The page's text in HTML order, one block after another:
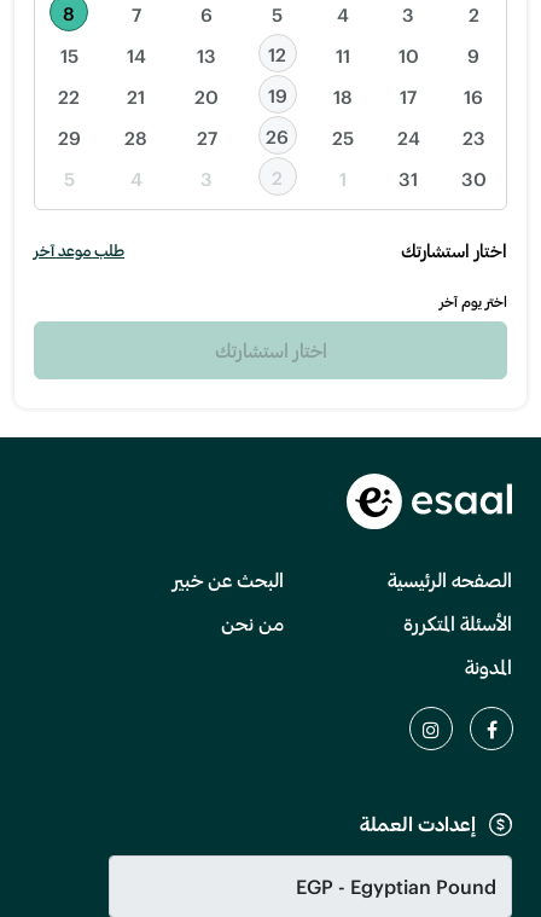
2
3
4
5
6
7
8
9
10
11
12
13
14
15
16
17
18
19
20
21
22
23
24
25
26
27
28
29
30
31
1
2
3
4
5
اختار استشارتك طلب موعد آخر
اختر يوم آخر
اختار استشارتك
الصفحه الرئيسية
البحث عن خبير
الأسئلة المتكررة
من نحن
المدونة
إعدادت العملة